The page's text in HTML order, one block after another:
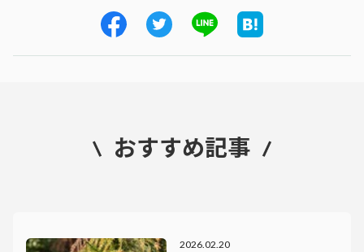
おすすめ記事
2026.02.20